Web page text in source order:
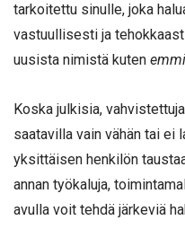
tarkoitettu sinulle, joka
vastuullisesti ja
uusista nimistä kuten
Koska julkisia,
saatavilla vain vähän tai ei
yksittäisen henkilön
annan työkaluja,
avulla voit tehdä järkeviä